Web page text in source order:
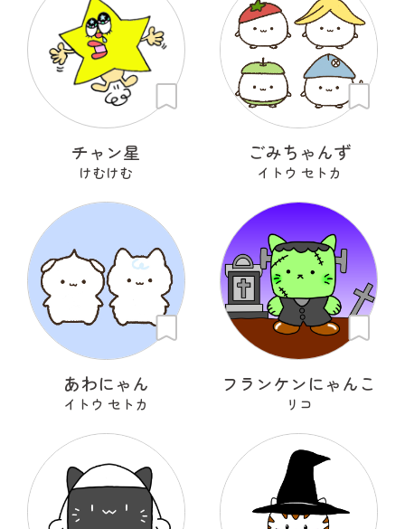
チャン星
けむけむ
ごみちゃんず
イトウ セトカ
あわにゃん
イトウ セトカ
フランケンにゃんこ
リコ